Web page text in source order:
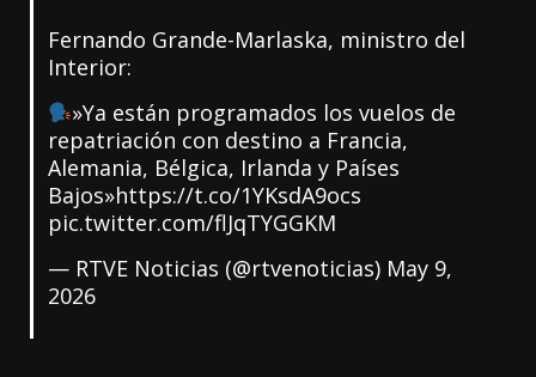
Fernando Grande-Marlaska, ministro del
Interior:
»Ya están programados los vuelos de
repatriación con destino a Francia,
Alemania, Bélgica, Irlanda y Países
Bajos»https://t.co/1YKsdA9ocs
pic.twitter.com/flJqTYGGKM
— RTVE Noticias (@rtvenoticias) May 9,
2026